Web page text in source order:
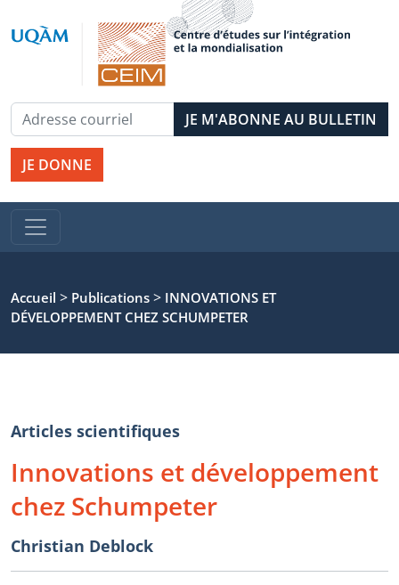
JE DONNE
Accueil > Publications > INNOVATIONS ET
DÉVELOPPEMENT CHEZ SCHUMPETER
Articles scientifiques
Innovations et développement
chez Schumpeter
Christian Deblock